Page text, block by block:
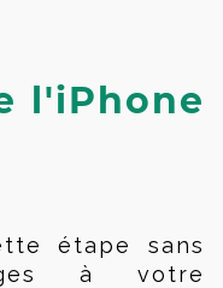
l'iPhone
étape sans
à votre